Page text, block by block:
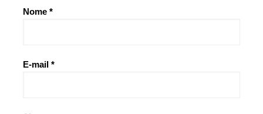
Nome *
E-mail *